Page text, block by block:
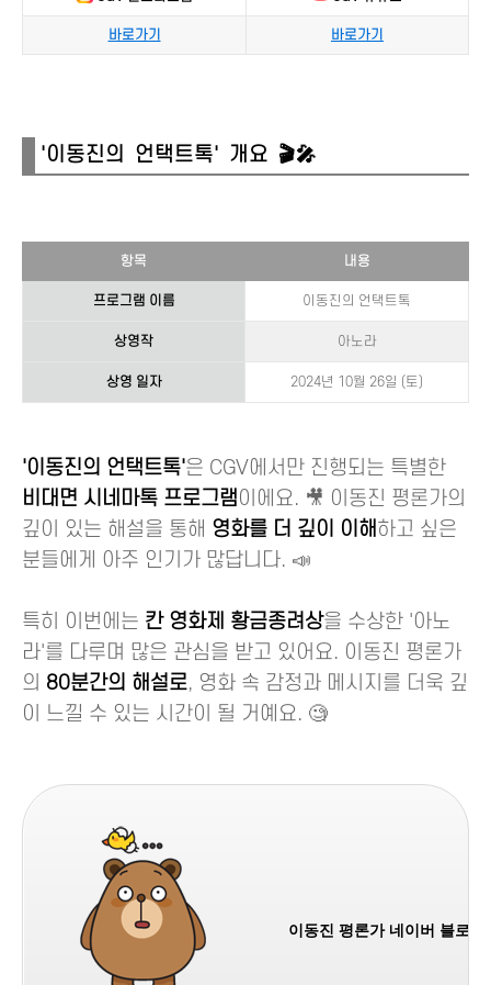
바로가기 바로가기
'이동진의 언택트톡' 개요 🎬🎤
항목 내용
프로그램 이름 이동진의 언택트톡
상영작 아노라
상영 일자 2024년 10월 26일 (토)
'이동진의 언택트톡'은 CGV에서만 진행되는 특별한
비대면 시네마톡 프로그램이에요. 🎥 이동진 평론가의
깊이 있는 해설을 통해 영화를 더 깊이 이해 하고 싶은
분들에게 아주 인기가 많답니다. 📣
특히 이번에는 칸 영화제 황금종려상을 수상한 '아노
라'를 다루며 많은 관심을 받고 있어요. 이동진 평론가
의 80분간의 해설로, 영화 속 감정과 메시지를 더욱 깊
이 느낄 수 있는 시간이 될 거예요. 🧐
이동진 평론가 네이버 블로그